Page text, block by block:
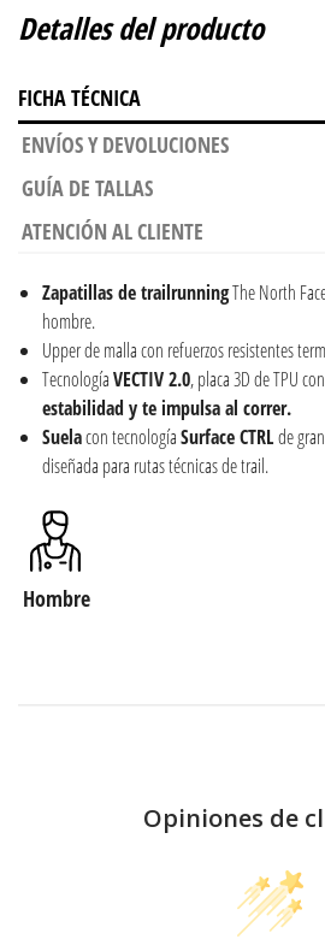
Detalles del producto
FICHA TÉCNICA
ENVÍOS Y DEVOLUCIONES
GUÍA DE TALLAS
ATENCIÓN AL CLIENTE
Zapatillas de trailrunningThe North
hombre.
Upper de malla con refuerzos resistentes
TecnologíaVECTIV 2.0, placa 3D de TPU
estabilidad y te impulsa al correr.
Suelacon tecnologíaSurface CTRLde gran
diseñada para rutas técnicas de trail.
Hombre
Opiniones de